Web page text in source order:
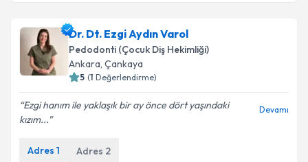
kapsamda işlenmesini kabul ediyorum.
Takvim Talebini Gönder
Uzm. Dt. Serkan Aksoyiçin randevu takvimi talebi
oluşturun. Size bu uzmandan randevu almanız için bir
takvim hazırlandığında e-posta ile bilgilendireceğiz.
Kişisel verilerimin işlenmesine ilişkin
Dr. Dt. Ezgi Aydın Varol
Pedodonti (Çocuk Diş Hekimliği)
Ankara, Çankaya
5 (1 Değerlendirme)
Ezgi hanım ile yaklaşık bir ay önce dört yaşındaki
kızım...
Devamı
Adres 1 Adres 2